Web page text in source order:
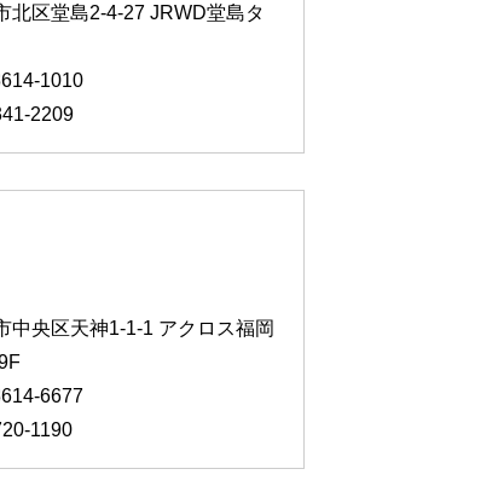
北区堂島2-4-27 JRWD堂島タ
1010
2209
中央区天神1-1-1 アクロス福岡
6677
1190